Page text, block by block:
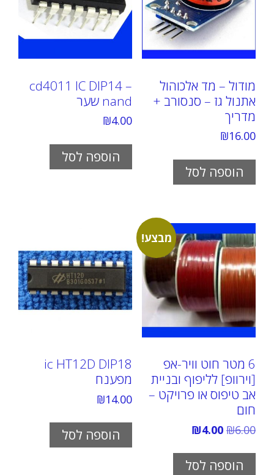
מודול – מד אלכוהול
אתנול גז – סנסורב +
מדריך
₪16.00
הוספה לסל
cd4011 IC DIP14 –
nand שער
₪4.00
הוספה לסל
מבצע!
6 מטר חוט וויר-אפ
[וירוופ] לליפוף ובניית
אב טיפוס או פרויקט –
חום
₪6.00 המחיר
היה:
₪6.00.
₪4.00
הוא:
₪4.00.הוספה לסל
ic HT12D DIP18
מפענח
₪14.00
הוספה לסל